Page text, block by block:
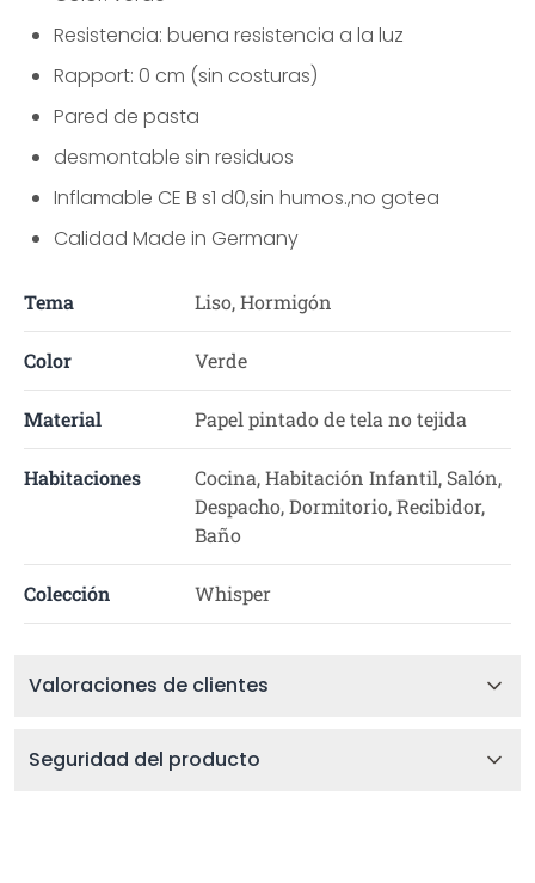
Resistencia: buena resistencia a la luz
Rapport: 0 cm (sin costuras)
Pared de pasta
desmontable sin residuos
Inflamable CE B s1 d0,sin humos.,no gotea
Calidad Made in Germany
Tema Liso, Hormigón
Color Verde
Material Papel pintado de tela no tejida
Habitaciones
Cocina, Habitación Infantil, Salón,
Despacho, Dormitorio, Recibidor,
Baño
Colección Whisper
Valoraciones de clientes
Seguridad del producto